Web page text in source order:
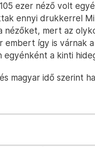
ezer néző volt
ennyi drukkerrel
nézőket, mert az
embert így is várnak
egyénként a kinti
magyar idő szerint